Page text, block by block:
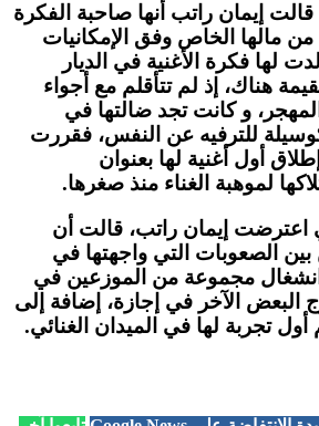
إيمان راتب أنها صاحبة الفكرة
مالها الخاص وفق الإمكانيات
لها فكرة الأغنية في الديار
هناك، إذ لم تتأقلم مع أجواء
و كانت تجد ضالتها في
للترفيه عن النفس، فقررت
أول أغنية لها بعنوان
لموهبة الغناء منذ صغرها.
اعترضت إيمان راتب، قالت أن
الصعوبات التي واجهتها في
انشغال مجموعة من الموزعين في
الآخر في إجازة، إضافة إلى
تجربة لها في الميدان الغنائي.